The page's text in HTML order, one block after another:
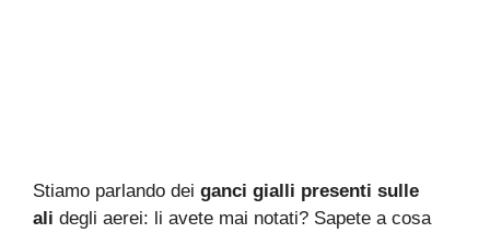
Stiamo parlando dei ganci gialli presenti sulle
ali degli aerei: li avete mai notati? Sapete a cosa